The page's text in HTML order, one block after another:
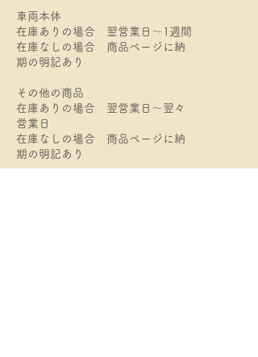
車両本体
在庫ありの場合 翌営業日～1週間
在庫なしの場合 商品ページに納
期の明記あり
​その他の商品
在庫ありの場合 翌営業日～翌々
営業日
​在庫なしの場合 商品ページに納
期の明記あり